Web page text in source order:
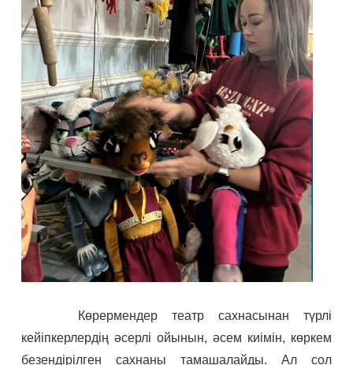
Көрермендер театр сахнасынан түрлі
кейіпкерлердің әсерлі ойынын, әсем киімін, көркем
безендірілген сахнаны тамашалайды. Ал сол